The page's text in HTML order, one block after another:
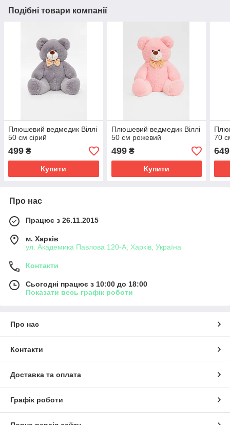
Подібні товари компанії
Плюшевий ведмедик Віллі
50 см сірий
499 ₴
Купити
Плюшевий ведмедик Віллі
50 см рожевий
499₴
Купити
70
649
Про нас
Працює з 26.11.2015
м. Харків
ул. Академика Павлова 120-А, Харків, Україна
Контакти
Сьогодні працює з 10:00 до 18:00
Показати весь графік роботи
Про нас
Контакти
Доставка та оплата
Графік роботи